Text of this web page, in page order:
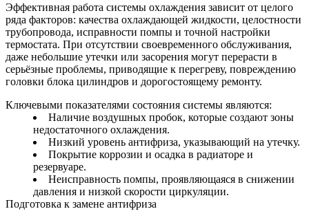
Эффективная работа системы охлаждения зависит от целого
ряда факторов: качества охлаждающей жидкости, целостности
трубопровода, исправности помпы и точной настройки
термостата. При отсутствии своевременного обслуживания,
даже небольшие утечки или засорения могут перерасти в
серьёзные проблемы, приводящие к перегреву, повреждению
головки блока цилиндров и дорогостоящему ремонту.
Ключевыми показателями состояния системы являются:
Наличие воздушных пробок, которые создают зоны
недостаточного охлаждения.
Низкий уровень антифриза, указывающий на утечку.
Покрытие коррозии и осадка в радиаторе и
резервуаре.
Неисправность помпы, проявляющаяся в снижении
давления и низкой скорости циркуляции.
Подготовка к замене антифриза